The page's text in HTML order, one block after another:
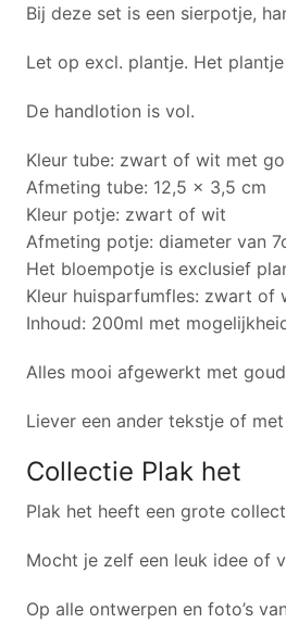
Bij deze set is een sierpotje,
Let op excl. plantje. Het
De handlotion is vol.
Kleur tube: zwart of wit met
Afmeting tube: 12,5 x 3,5 cm
Kleur potje: zwart of wit
Afmeting potje: diameter van
Het bloempotje is exclusief
Kleur huisparfumfles: zwart of
Inhoud: 200ml met
Alles mooi afgewerkt met
Liever een ander tekstje of
Collectie Plak het
Plak het heeft een grote
Mocht je zelf een leuk idee of
Op alle ontwerpen en foto’s